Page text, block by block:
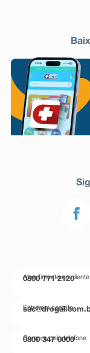
Atendimento ao cliente
0800 771 2120
Entre em contato
Compre pelo telefone
0800 347 0000